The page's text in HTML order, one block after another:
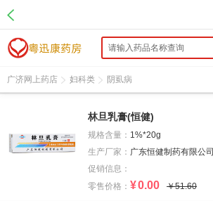
广济网上药店 妇科类 阴虱病
林旦乳膏(恒健)
规格含量： 1%*20g
生产厂家： 广东恒健制药有限公司
促销信息：
零售价格： ¥0.00 ￥51.60